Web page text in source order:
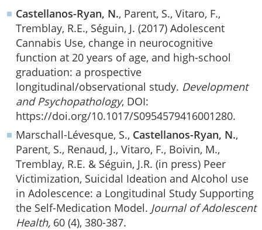
Castellanos-Ryan, N., Parent, S., Vitaro, F.,
Tremblay, R.E., Séguin, J. (2017) Adolescent
Cannabis Use, change in neurocognitive
function at 20 years of age, and high-school
graduation: a prospective
longitudinal/observational study. Development
and Psychopathology, DOI:
https://doi.org/10.1017/S0954579416001280.
Marschall-Lévesque, S., Castellanos-Ryan, N.,
Parent, S., Renaud, J., Vitaro, F., Boivin, M.,
Tremblay, R.E. & Séguin, J.R. (in press) Peer
Victimization, Suicidal Ideation and Alcohol use
in Adolescence: a Longitudinal Study Supporting
the Self-Medication Model. Journal of Adolescent
Health, 60 (4), 380-387.